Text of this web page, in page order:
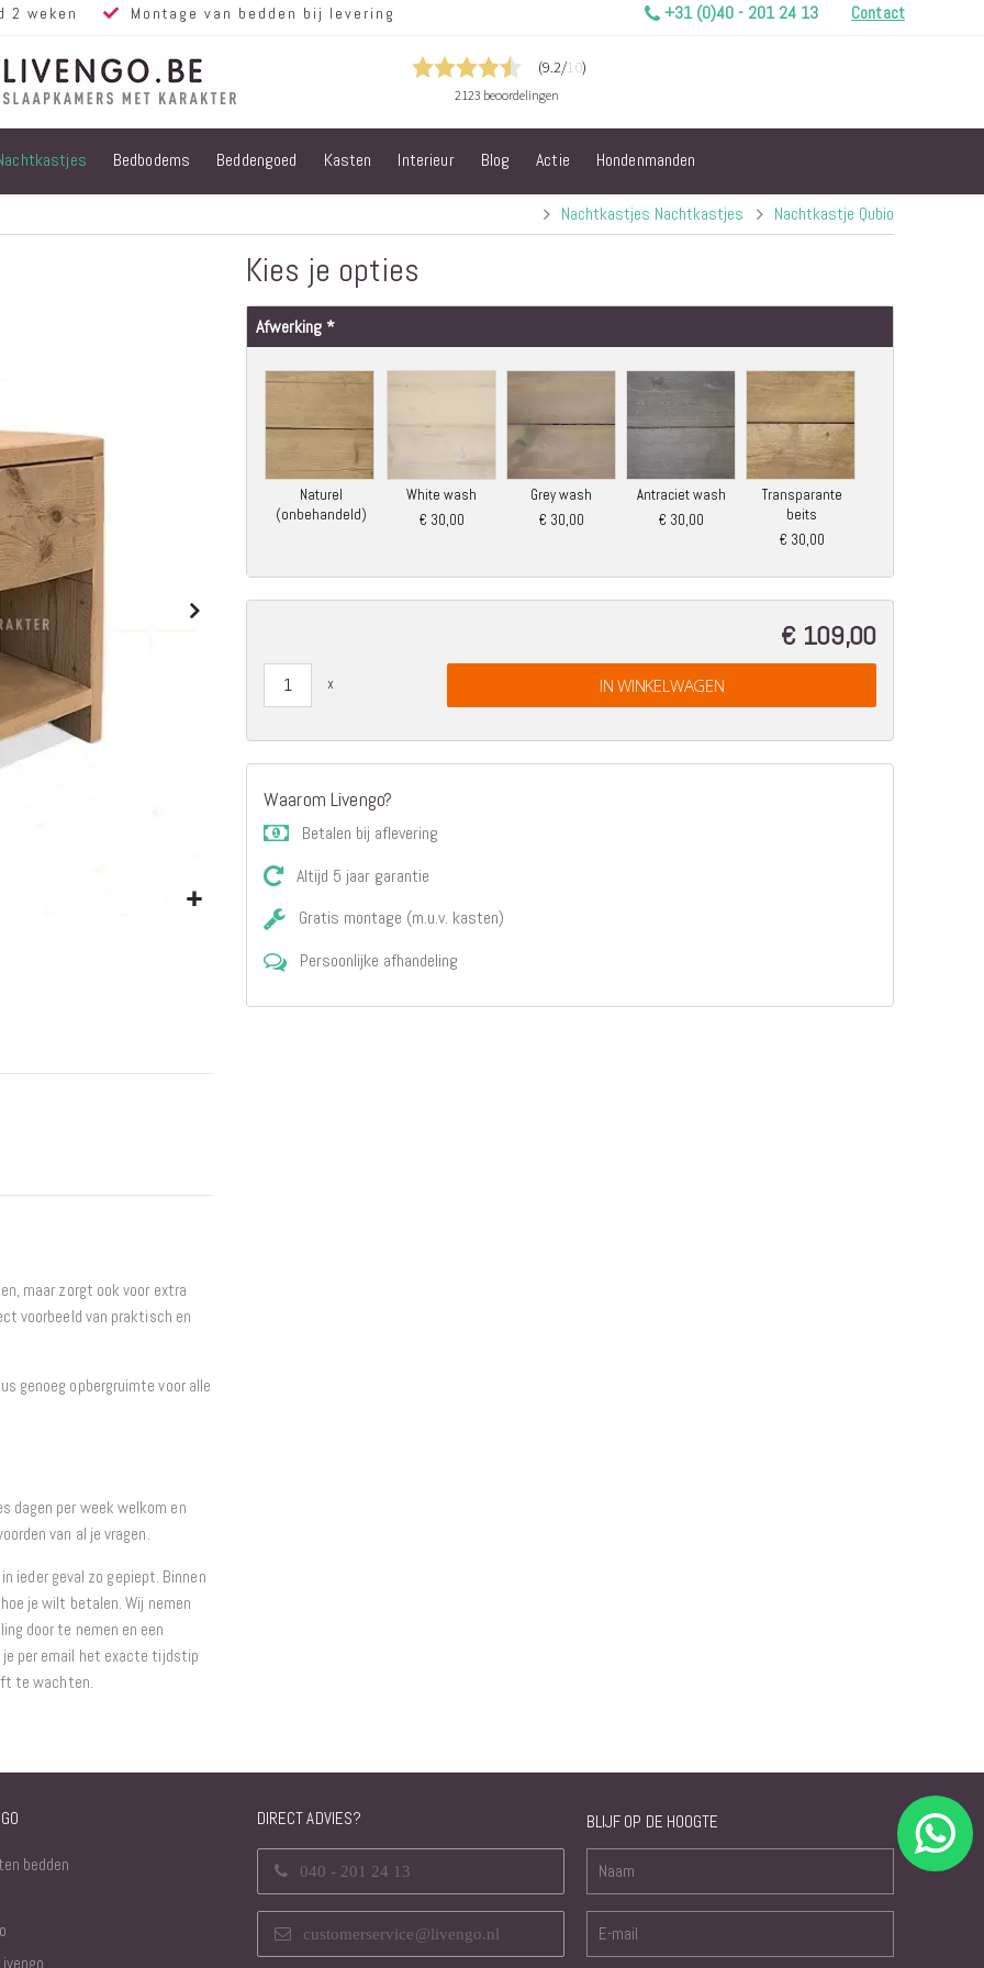
2 weken Montage van bedden bij levering +31 (0)40 - 201 24 13 Contact
Alle bedden
Steigerhouten
Volwassen
bedden
Steigerhouten
Matrassen
Pocketvering
Matrassen
Comfort Plus
Topdekmatrassen
Nachtkastjes
lattenbodems
Elektrische
lattenbodems
Beddengoed
Dekbedden
Dekbedovertrekken
Sierkussens
Hoeslakens /
Moltons
Interieur
Bedbodems Beddengoed Kasten Interieur Blog Actie Hondenmanden
Nachtkastjes Nachtkastjes Nachtkastje Qubio
maar zorgt ook voor extra
voorbeeld van praktisch en
genoeg opbergruimte voor alle
dagen per week welkom en
van al je vragen.
ieder geval zo gepiept. Binnen
je wilt betalen. Wij nemen
door te nemen en een
per email het exacte tijdstip
te wachten.
Kies je opties
Afwerking
Naturel
(onbehandeld)
White wash
€ 30,00
Grey wash
€ 30,00
Antraciet wash
€ 30,00
Transparante
beits
€ 30,00
€ 109,00
IN WINKELWAGEN
Waarom Livengo?
Betalen bij aflevering
Altijd 5 jaar garantie
Gratis montage (m.u.v. kasten)
Persoonlijke afhandeling
bedden
DIRECT ADVIES?
040 - 201 24 13
customerservice@livengo.nl
BLIJF OP DE HOOGTE